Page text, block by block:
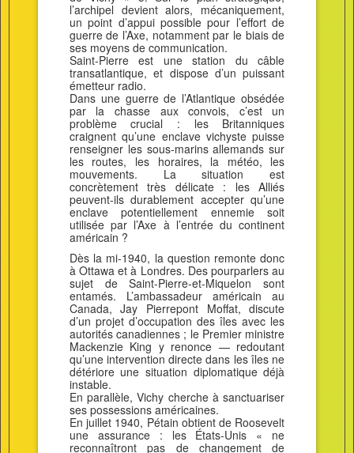
l’archipel devient alors, mécaniquement,
un point d’appui possible pour l’effort de
guerre de l’Axe, notamment par le biais de
ses moyens de communication.
Saint-Pierre est une station du câble
transatlantique, et dispose d’un puissant
émetteur radio.
Dans une guerre de l’Atlantique obsédée
par la chasse aux convois, c’est un
problème crucial : les Britanniques
craignent qu’une enclave vichyste puisse
renseigner les sous-marins allemands sur
les routes, les horaires, la météo, les
mouvements. La situation est
concrètement très délicate : les Alliés
peuvent-ils durablement accepter qu’une
enclave potentiellement ennemie soit
utilisée par l’Axe à l’entrée du continent
américain ?
Dès la mi-1940, la question remonte donc
à Ottawa et à Londres. Des pourparlers au
sujet de Saint-Pierre-et-Miquelon sont
entamés. L’ambassadeur américain au
Canada, Jay Pierrepont Moffat, discute
d’un projet d’occupation des îles avec les
autorités canadiennes ; le Premier ministre
Mackenzie King y renonce — redoutant
qu’une intervention directe dans les îles ne
détériore une situation diplomatique déjà
instable.
En parallèle, Vichy cherche à sanctuariser
ses possessions américaines.
En juillet 1940, Pétain obtient de Roosevelt
une assurance : les États-Unis « ne
reconnaîtront pas de changement de